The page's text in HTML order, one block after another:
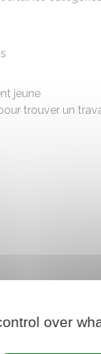
jeune
trouver un
over